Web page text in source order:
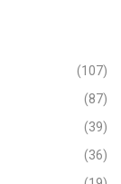
(107)
(87)
(39)
(36)